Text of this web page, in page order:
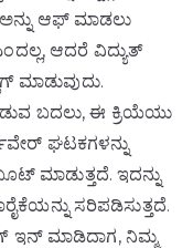
ಅನ್ನು ಆಫ್ ಮಾಡಲು
ಆದರೆ ವಿದ್ಯುತ್
ಮಾಡುವುದು.
ಬದಲು, ಈ ಕ್ರಿಯೆಯು
ಘಟಕಗಳನ್ನು
ಮಾಡುತ್ತದೆ. ಇದನ್ನು
ಸರಿಪಡಿಸುತ್ತದೆ.
ಇನ್ ಮಾಡಿದಾಗ, ನಿಮ್ಮ